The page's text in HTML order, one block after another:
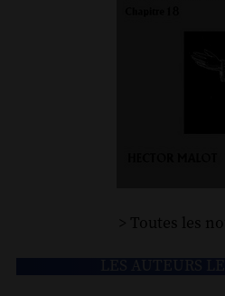
> Toutes les